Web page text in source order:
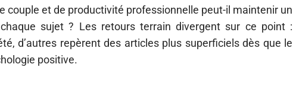
couple et de productivité professionnelle peut-il maintenir un
sujet ? Les retours terrain divergent sur ce point :
d’autres repèrent des articles plus superficiels dès que le
positive.